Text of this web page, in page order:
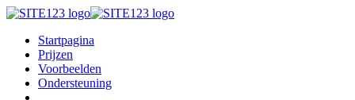
Startpagina
Prijzen
Voorbeelden
Ondersteuning